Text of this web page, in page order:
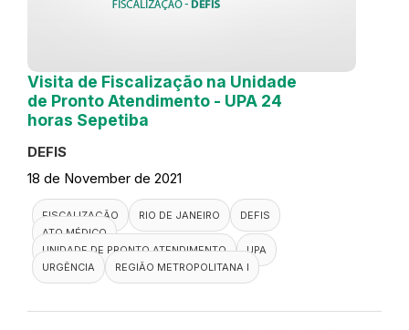
Visita de Fiscalização na Unidade
de Pronto Atendimento - UPA 24
horas Sepetiba
DEFIS
18 de November de 2021
FISCALIZAÇÃO RIO DE JANEIRO
DEFIS
ATO MÉDICO
UNIDADE DE PRONTO ATENDIMENTO
UPA
URGÊNCIA
REGIÃO METROPOLITANA I